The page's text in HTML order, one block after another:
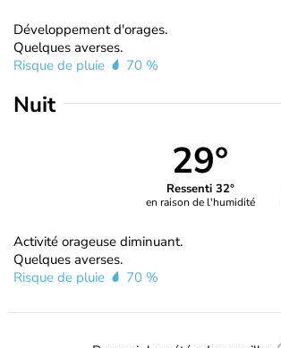
Développement d'orages.
Quelques averses.
Risque de pluie
70 %
Nuit
29°
Ressenti 32°
en raison de l'humidité
Activité orageuse diminuant.
Quelques averses.
Risque de pluie
70 %